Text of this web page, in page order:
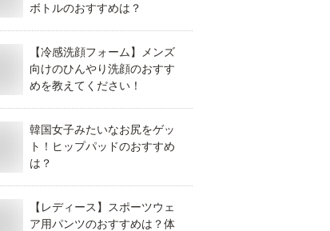
ボトルのおすすめは？
【冷感洗顔フォーム】メンズ
向けのひんやり洗顔のおすす
めを教えてください！
韓国女子みたいなお尻をゲッ
ト！ヒップパッドのおすすめ
は？
【レディース】スポーツウェ
ア用パンツのおすすめは？体